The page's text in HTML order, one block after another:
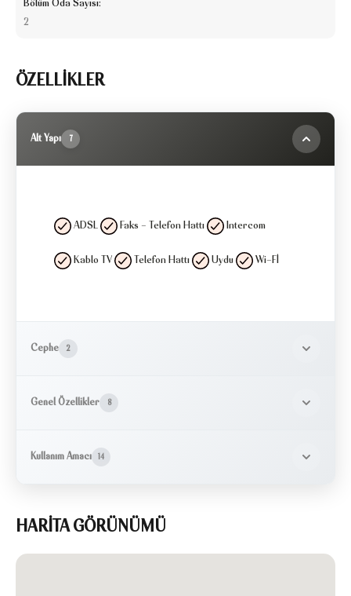
Bölüm Oda Sayısı:
2
ÖZELLİKLER
Alt Yapı 7
ADSL Faks - Telefon Hattı Intercom
Kablo TV Telefon Hattı Uydu Wi-Fİ
Cephe 2
Genel Özellikler 8
Kullanım Amacı 14
HARİTA GÖRÜNÜMÜ